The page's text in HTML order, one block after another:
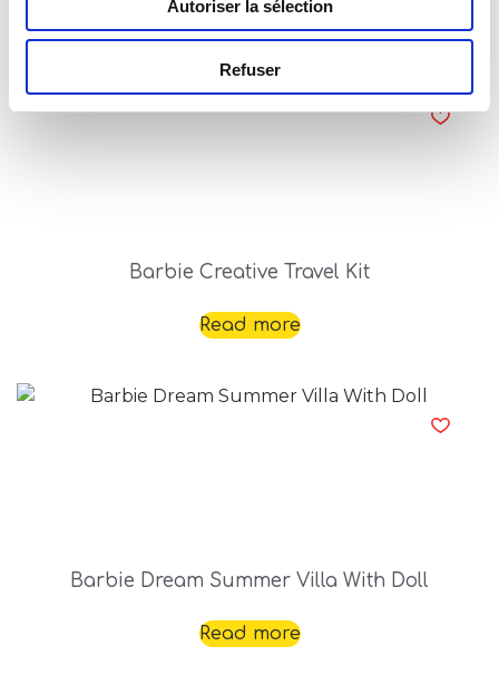
Autoriser la sélection
Refuser
Read more
Barbie Creative Travel Kit
Read more
Barbie Dream Summer Villa With Doll
Read more